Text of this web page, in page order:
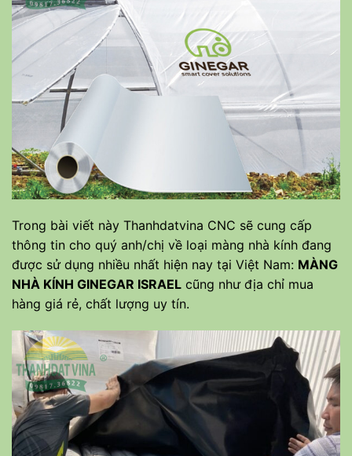
Trong bài viết này Thanhdatvina CNC sẽ cung cấp
thông tin cho quý anh/chị về loại màng nhà kính đang
được sử dụng nhiều nhất hiện nay tại Việt Nam: MÀNG
NHÀ KÍNH GINEGAR ISRAEL cũng như địa chỉ mua
hàng giá rẻ, chất lượng uy tín.